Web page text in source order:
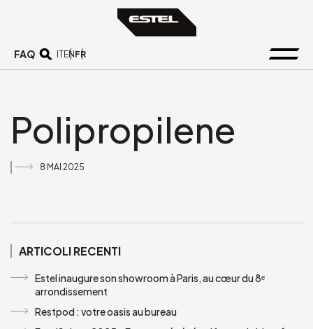
FAQ ITEN FR
Polipropilene
8 MAI 2025
ARTICOLI RECENTI
Estel inaugure son showroom à Paris, au cœur du 8ᵉ
arrondissement
Restpod : votre oasis au bureau